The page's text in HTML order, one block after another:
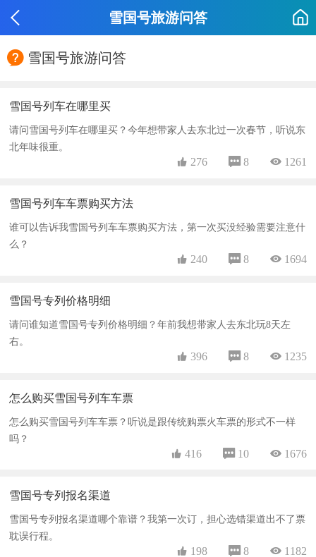
雪国号旅游问答
 雪国号旅游问答
雪国号列车在哪里买
请问雪国号列车在哪里买？今年想带家人去东北过一次春节，听说东
北年味很重。
 276  8  1261
雪国号列车车票购买方法
谁可以告诉我雪国号列车车票购买方法，第一次买没经验需要注意什
么？
 240  8  1694
雪国号专列价格明细
请问谁知道雪国号专列价格明细？年前我想带家人去东北玩8天左
右。
 396  8  1235
怎么购买雪国号列车车票
怎么购买雪国号列车车票？听说是跟传统购票火车票的形式不一样
吗？
 416  10  1676
雪国号专列报名渠道
雪国号专列报名渠道哪个靠谱？我第一次订，担心选错渠道出不了票
耽误行程。
 198  8  1182